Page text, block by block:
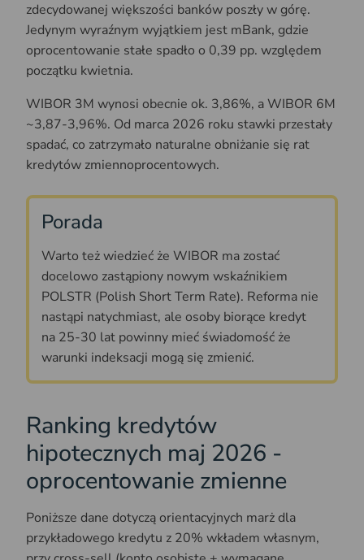
zdecydowanej większości banków poszły w górę.
Jedynym wyraźnym wyjątkiem jest mBank, gdzie
oprocentowanie stałe spadło o 0,39 pp. względem
początku kwietnia.
WIBOR 3M wynosi obecnie ok. 3,86%, a WIBOR 6M
~3,87-3,96%. Od marca 2026 roku stawki przestały
spadać, co zatrzymało naturalne obniżanie się rat
kredytów zmiennoprocentowych.
Porada
Warto też wiedzieć że WIBOR ma zostać
docelowo zastąpiony nowym wskaźnikiem
POLSTR (Polish Short Term Rate). Reforma nie
nastąpi natychmiast, ale osoby biorące kredyt
na 25-30 lat powinny mieć świadomość że
warunki indeksacji mogą się zmienić.
Ranking kredytów
hipotecznych maj 2026 -
oprocentowanie zmienne
Poniższe dane dotyczą orientacyjnych marż dla
przykładowego kredytu z 20% wkładem własnym,